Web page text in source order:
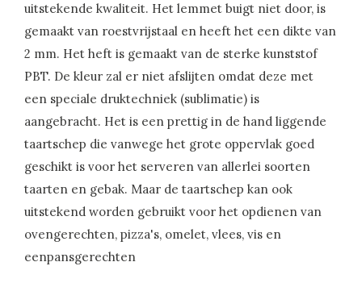
uitstekende kwaliteit. Het lemmet buigt niet door, is
gemaakt van roestvrijstaal en heeft het een dikte van
2 mm. Het heft is gemaakt van de sterke kunststof
PBT. De kleur zal er niet afslijten omdat deze met
een speciale druktechniek (sublimatie) is
aangebracht. Het is een prettig in de hand liggende
taartschep die vanwege het grote oppervlak goed
geschikt is voor het serveren van allerlei soorten
taarten en gebak. Maar de taartschep kan ook
uitstekend worden gebruikt voor het opdienen van
ovengerechten, pizza's, omelet, vlees, vis en
eenpansgerechten